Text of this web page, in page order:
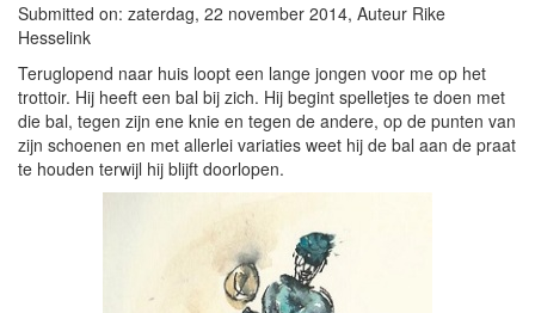
Submitted on: zaterdag, 22 november 2014, Auteur Rike
Hesselink
Teruglopend naar huis loopt een lange jongen voor me op het
trottoir. Hij heeft een bal bij zich. Hij begint spelletjes te doen met
die bal, tegen zijn ene knie en tegen de andere, op de punten van
zijn schoenen en met allerlei variaties weet hij de bal aan de praat
te houden terwijl hij blijft doorlopen.